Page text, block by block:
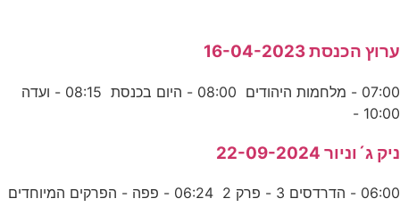
ערוץ הכנסת 16-04-2023
07:00 - מלחמות היהודים 08:00 - היום בכנסת 08:15 - ועדה
10:00 -
ניק ג´וניור 22-09-2024
06:00 - הדרדסים 3 - פרק 2 06:24 - פפה - הפרקים המיוחדים